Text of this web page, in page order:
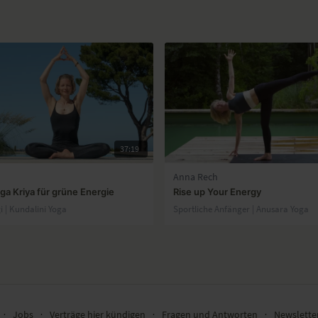
37:19
Kriya für grüne Energie
| Kundalini Yoga
Anna Rech
Rise up Your Energy
Sportliche Anfänger | Anusara Yoga
∙ Jobs ∙ Verträge hier kündigen ∙ Fragen und Antworten ∙